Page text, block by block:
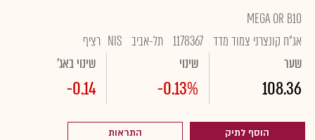
MEGA OR B10
אג"ח קונצרני צמוד מדד 1178367 תל-אביב NIS רציף
שער
108.36
שינוי
-0.13%
שינוי באג'
-0.14
הוסף לתיק התראות